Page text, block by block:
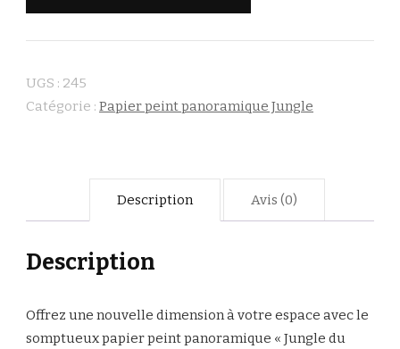
UGS : 245
Catégorie : Papier peint panoramique Jungle
Description Avis (0)
Description
Offrez une nouvelle dimension à votre espace avec le
somptueux papier peint panoramique « Jungle du